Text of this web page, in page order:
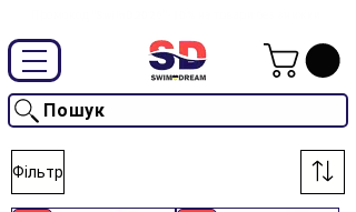
Пошук
Фільтр